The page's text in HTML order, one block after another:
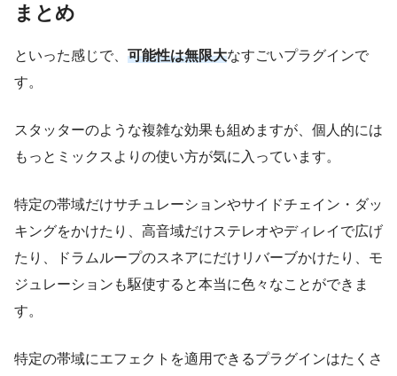
まとめ
といった感じで、 可能性は無限大なすごいプラグインで
す。
スタッターのような複雑な効果も組めますが、個人的には
もっとミックスよりの使い方が気に入っています。
特定の帯域だけサチュレーションやサイドチェイン・ダッ
キングをかけたり、高音域だけステレオやディレイで広げ
たり、ドラムループのスネアにだけリバーブかけたり、モ
ジュレーションも駆使すると本当に色々なことができま
す。
特定の帯域にエフェクトを適用できるプラグインはたくさ